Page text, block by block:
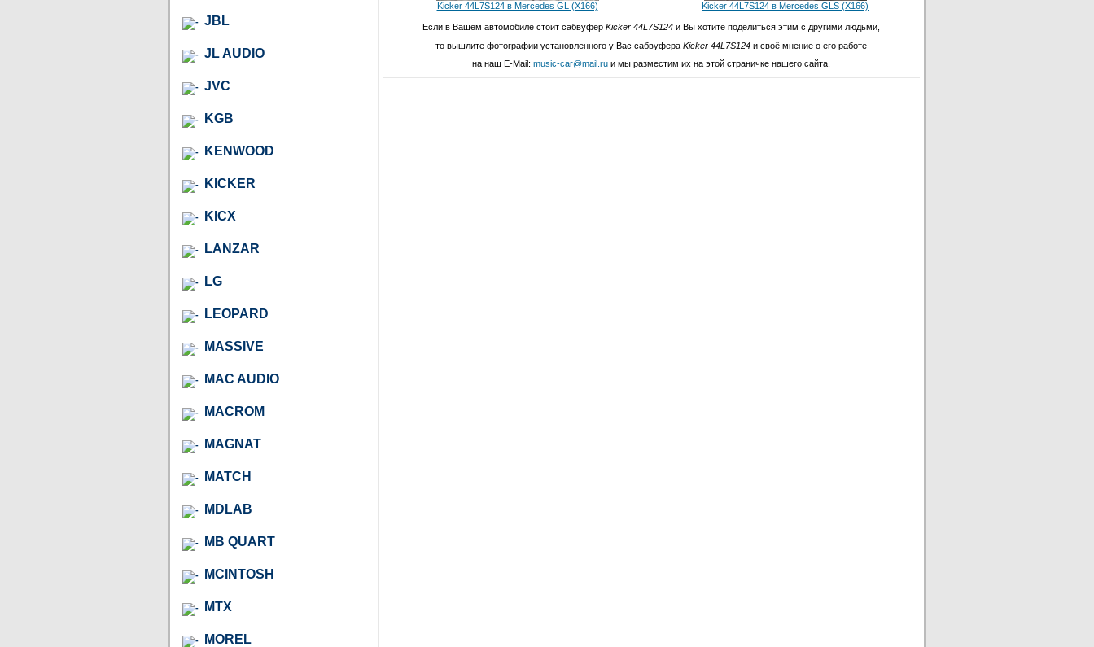
JBL
JL AUDIO
JVC
KGB
KENWOOD
KICKER
KICX
LANZAR
LG
LEOPARD
MASSIVE
MAC AUDIO
MACROM
MAGNAT
MATCH
MDLAB
MB QUART
MCINTOSH
MTX
MOREL
Kicker 44L7S124 в Mercedes GL (X166) Kicker 44L7S124 в Mercedes GLS (X166)
Если в Вашем автомобиле стоит сабвуфер Kicker 44L7S124 и Вы хотите поделиться этим с другими людьми,
то вышлите фотографии установленного у Вас сабвуфера Kicker 44L7S124 и своё мнение о его работе
на наш E-Mail: music-car@mail.ru и мы разместим их на этой страничке нашего сайта.